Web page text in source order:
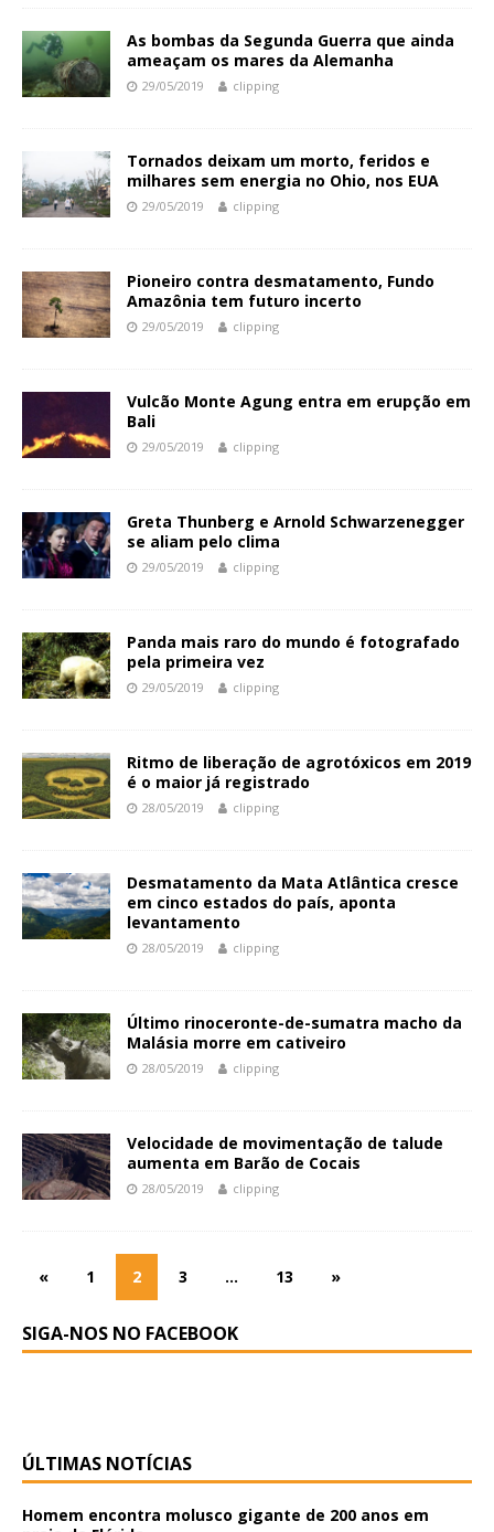
As bombas da Segunda Guerra que ainda
ameaçam os mares da Alemanha
29/05/2019 clipping
Tornados deixam um morto, feridos e
milhares sem energia no Ohio, nos EUA
29/05/2019 clipping
Pioneiro contra desmatamento, Fundo
Amazônia tem futuro incerto
29/05/2019 clipping
Vulcão Monte Agung entra em erupção em
Bali
29/05/2019 clipping
Greta Thunberg e Arnold Schwarzenegger
se aliam pelo clima
29/05/2019 clipping
Panda mais raro do mundo é fotografado
pela primeira vez
29/05/2019 clipping
Ritmo de liberação de agrotóxicos em 2019
é o maior já registrado
28/05/2019 clipping
Desmatamento da Mata Atlântica cresce
em cinco estados do país, aponta
levantamento
28/05/2019 clipping
Último rinoceronte-de-sumatra macho da
Malásia morre em cativeiro
28/05/2019 clipping
Velocidade de movimentação de talude
aumenta em Barão de Cocais
28/05/2019 clipping
« 1 2 3 … 13 »
SIGA-NOS NO FACEBOOK
ÚLTIMAS NOTÍCIAS
Homem encontra molusco gigante de 200 anos em